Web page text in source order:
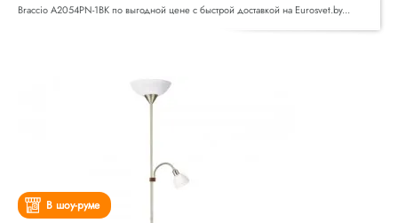
Braccio A2054PN-1BK по выгодной цене с быстрой доставкой на Eurosvet.by...
В шоу-руме